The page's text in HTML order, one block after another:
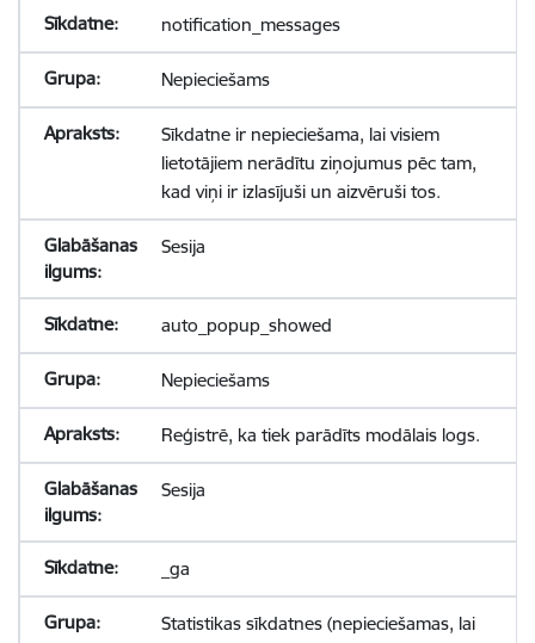
notification_messages
Nepieciešams
Sīkdatne ir nepieciešama, lai visiem
lietotājiem nerādītu ziņojumus pēc tam,
kad viņi ir izlasījuši un aizvēruši tos.
Sesija
auto_popup_showed
Nepieciešams
Reģistrē, ka tiek parādīts modālais logs.
Sesija
_ga
Statistikas sīkdatnes (nepieciešamas, lai